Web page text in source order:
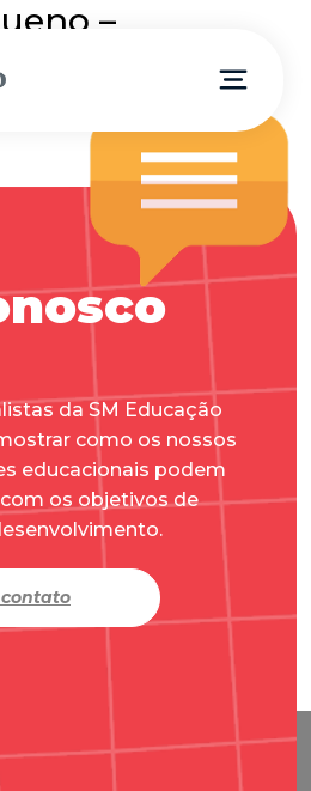
–
da SM Educação
como os nossos
educacionais podem
os objetivos de